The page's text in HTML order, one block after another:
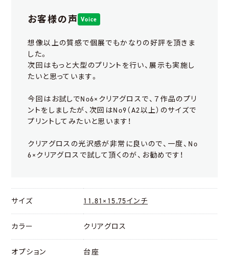
お客様の声 Voice
想像以上の質感で個展でもかなりの好評を頂きま
した。
次回はもっと大型のプリントを行い、展示も実施し
たいと思っています。
今回はお試しでNo6×クリアグロスで、７作品のプリ
ントをしましたが、次回はNo9（A2以上）のサイズで
プリントしてみたいと思います！
クリアグロスの光沢感が非常に良いので、一度、No
6×クリアグロスで試して頂くのが、お勧めです！
サイズ 11.81×15.75インチ
カラー クリアグロス
オプション 台座